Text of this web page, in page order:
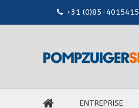
+31 (0)85-4015415
ENTREPRISE